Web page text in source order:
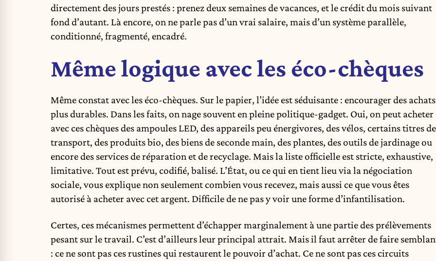
directement des jours prestés : prenez deux semaines de vacances, et le crédit du mois suivant
fond d’autant. Là encore, on ne parle pas d’un vrai salaire, mais d’un système parallèle,
conditionné, fragmenté, encadré.
Même logique avec les éco-chèques
Même constat avec les éco-chèques. Sur le papier, l’idée est séduisante : encourager des achats
plus durables. Dans les faits, on nage souvent en pleine politique-gadget. Oui, on peut acheter
avec ces chèques des ampoules LED, des appareils peu énergivores, des vélos, certains titres de
transport, des produits bio, des biens de seconde main, des plantes, des outils de jardinage ou
encore des services de réparation et de recyclage. Mais la liste officielle est stricte, exhaustive,
limitative. Tout est prévu, codifié, balisé. L’État, ou ce qui en tient lieu via la négociation
sociale, vous explique non seulement combien vous recevez, mais aussi ce que vous êtes
autorisé à acheter avec cet argent. Difficile de ne pas y voir une forme d’infantilisation.
Certes, ces mécanismes permettent d’échapper marginalement à une partie des prélèvements
pesant sur le travail. C’est d’ailleurs leur principal attrait. Mais il faut arrêter de faire
: ce ne sont pas ces rustines qui restaurent le pouvoir d’achat. Ce ne sont pas ces circuits